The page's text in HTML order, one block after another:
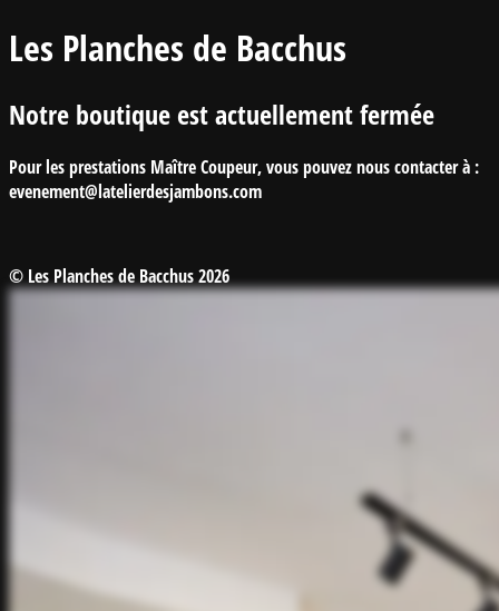
Les Planches de Bacchus
Notre boutique est actuellement fermée
Pour les prestations Maître Coupeur, vous pouvez nous contacter à :
evenement@latelierdesjambons.com
© Les Planches de Bacchus 2026